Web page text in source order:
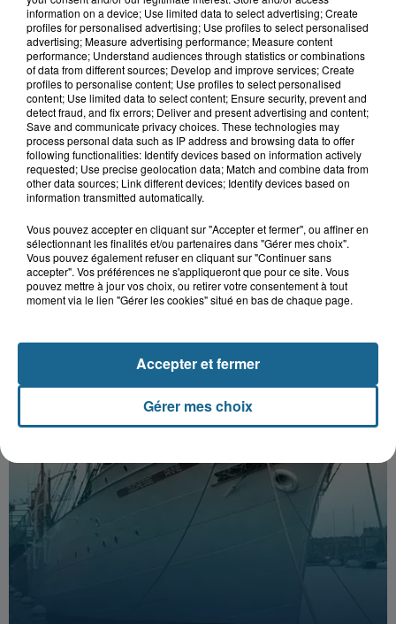
8 août 2026
Violent accident à Cléty : quatre
blessés, deux femmes en urgence...
8 août 2026
Un homme mortellement percuté par
un train à Saint-Josse
information on a device; Use limited data to select advertising; Create
profiles for personalised advertising; Use profiles to select personalised
advertising; Measure advertising performance; Measure content
performance; Understand audiences through statistics or combinations
of data from different sources; Develop and improve services; Create
profiles to personalise content; Use profiles to select personalised
content; Use limited data to select content; Ensure security, prevent and
detect fraud, and fix errors; Deliver and present advertising and content;
Save and communicate privacy choices. These technologies may
process personal data such as IP address and browsing data to offer
following functionalities: Identify devices based on information actively
requested; Use precise geolocation data; Match and combine data from
other data sources; Link different devices; Identify devices based on
information transmitted automatically.
Vous pouvez accepter en cliquant sur "Accepter et fermer", ou affiner en
sélectionnant les finalités et/ou partenaires dans "Gérer mes choix".
Vous pouvez également refuser en cliquant sur "Continuer sans
accepter". Vos préférences ne s'appliqueront que pour ce site. Vous
pouvez mettre à jour vos choix, ou retirer votre consentement à tout
moment via le lien "Gérer les cookies" situé en bas de chaque page.
Gérer mes choix
Accepter et fermer